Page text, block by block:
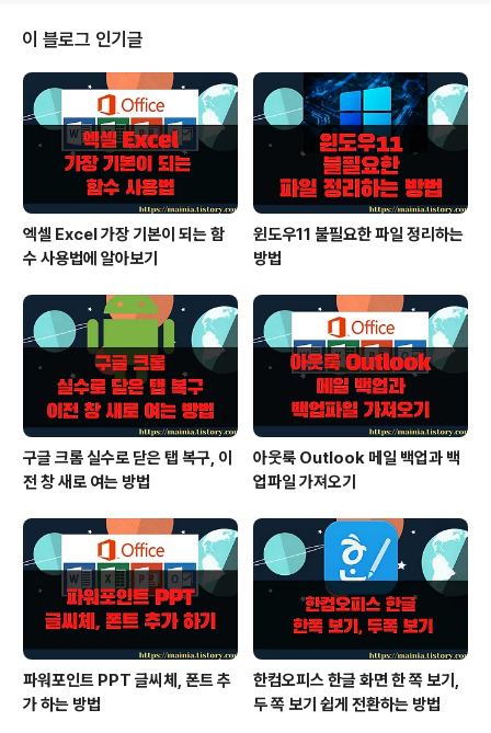
텍스트 상자에 글들이 들어가 있고 여러가지 서식이 적용
되어 있습니다. 우선 슬라이드에 있는 모든 개체들 중에서
서식을 지우고 싶은 것들을 선택해야겠죠. ▼ Shift 키와
마우스를 이용해서 여러 개체들을 동시에 선택할 수 있습
니다. 또는 슬라이드에 있는 모든 텍스트에 서식을 한번에
삭제하고 싶다면 Ctrl + A 단..
이 블로그 인기글
엑셀 Excel 가장 기본이 되는 함
수 사용법에 알아보기
윈도우11 불필요한 파일 정리하는
방법
구글 크롬 실수로 닫은 탭 복구, 이
전 창 새로 여는 방법
아웃룩 Outlook 메일 백업과 백
업파일 가져오기
파워포인트 PPT 글씨체, 폰트 추
가 하는 방법
한컴오피스 한글 화면 한 쪽 보기,
두 쪽 보기 쉽게 전환하는 방법